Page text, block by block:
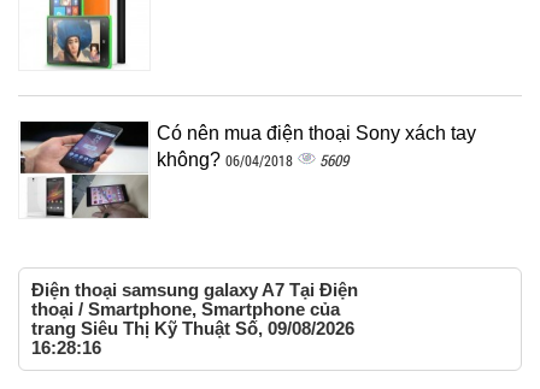
Có nên mua điện thoại Sony xách tay
không? 06/04/2018 5609
Điện thoại samsung galaxy A7 Tại Điện
thoại / Smartphone, Smartphone của
trang Siêu Thị Kỹ Thuật Số, 09/08/2026
16:28:16